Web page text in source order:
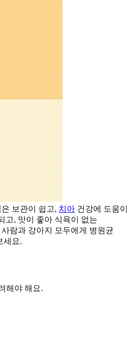
보관이 쉽고, 치아 건강에 도움이
고, 맛이 좋아 식욕이 없는
람과 강아지 모두에게 병원균
세요.
해야 해요.